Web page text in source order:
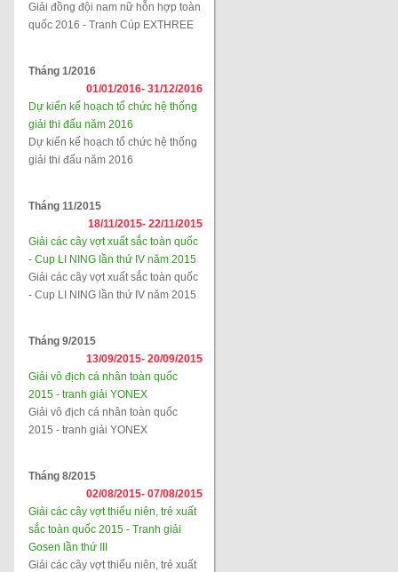
Giải đồng đội nam nữ hỗn hợp toàn
quốc 2016 - Tranh Cúp EXTHREE
Tháng 1/2016
01/01/2016- 31/12/2016
Dự kiến kế hoạch tổ chức hệ thống
giải thi đấu năm 2016
Dự kiến kế hoạch tổ chức hệ thống
giải thi đấu năm 2016
Tháng 11/2015
18/11/2015- 22/11/2015
Giải các cây vợt xuất sắc toàn quốc
- Cup LI NING lần thứ IV năm 2015
Giải các cây vợt xuất sắc toàn quốc
- Cup LI NING lần thứ IV năm 2015
Tháng 9/2015
13/09/2015- 20/09/2015
Giải vô địch cá nhân toàn quốc
2015 - tranh giải YONEX
Giải vô địch cá nhân toàn quốc
2015 - tranh giải YONEX
Tháng 8/2015
02/08/2015- 07/08/2015
Giải các cây vợt thiếu niên, trẻ xuất
sắc toàn quốc 2015 - Tranh giải
Gosen lần thứ III
Giải các cây vợt thiếu niên, trẻ xuất